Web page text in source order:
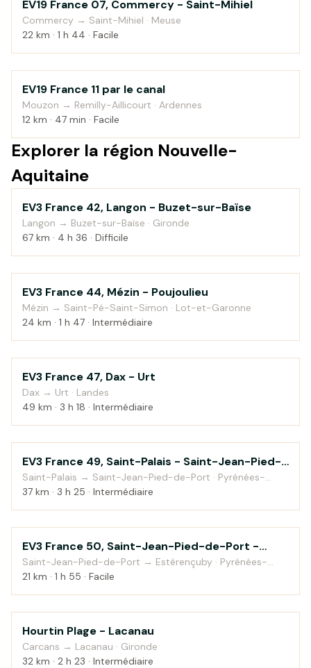
Campagne
EV19 France 07, Commercy - Saint-Mihiel
Commercy → Saint-Mihiel · Meuse
22 km · 1 h 44 · Facile
Au fil de l'eau
EV19 France 11 par le canal
Mouzon → Remilly-Aillicourt · Ardennes
12 km · 47 min · Facile
Explorer la région Nouvelle-
Aquitaine
Bord de mer
EV3 France 42, Langon - Buzet-sur-Baïse
Langon → Buzet-sur-Baïse · Gironde
67 km · 4 h 36 · Difficile
Campagne
EV3 France 44, Mézin - Poujoulieu
Mézin → Saint-Pé-Saint-Simon · Lot-et-Garonne
24 km · 1 h 47 · Intermédiaire
Bord de mer
EV3 France 47, Dax - Urt
Dax → Urt · Landes
49 km · 3 h 18 · Intermédiaire
Campagne
EV3 France 49, Saint-Palais - Saint-Jean-Pied-
de-Port
Saint-Palais → Saint-Jean-Pied-de-Port · Pyrénées-
Atlantiques
37 km · 3 h 25 · Intermédiaire
Montagne
EV3 France 50, Saint-Jean-Pied-de-Port -
Cabane d'Orgambide
Saint-Jean-Pied-de-Port → Estérençuby · Pyrénées-
Atlantiques
21 km · 1 h 55 · Facile
Bord de mer
Hourtin Plage - Lacanau
Carcans → Lacanau · Gironde
32 km · 2 h 23 · Intermédiaire